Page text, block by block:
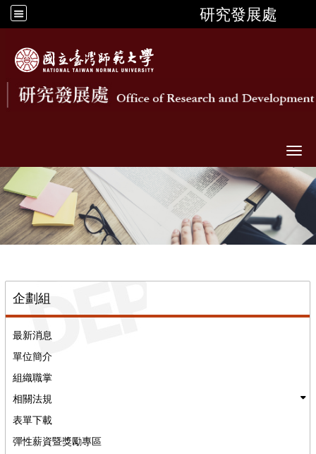
研究發展處
企劃組
最新消息
單位簡介
組織職掌
相關法規
表單下載
彈性薪資暨獎勵專區